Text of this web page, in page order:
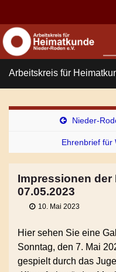
Search for:
Arbeitskreis für
Nieder-
Ehrenbrief für
Impressionen
07.05.2023
10. Mai 2023
Hier sehen Sie eine
Sonntag, den 7. Mai
gespielt durch das